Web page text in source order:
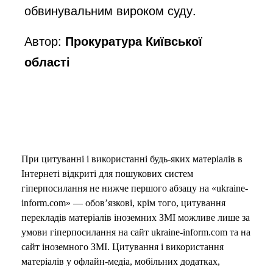
обвинувальним вироком суду.
Автор: Прокуратура Київської
області
При цитуванні і використанні будь-яких матеріалів в
Інтернеті відкриті для пошукових систем
гіперпосилання не нижче першого абзацу на «ukraine-
inform.com» — обов’язкові, крім того, цитування
перекладів матеріалів іноземних ЗМІ можливе лише за
умови гіперпосилання на сайт ukraine-inform.com та на
сайт іноземного ЗМІ. Цитування і використання
матеріалів у офлайн-медіа, мобільних додатках,